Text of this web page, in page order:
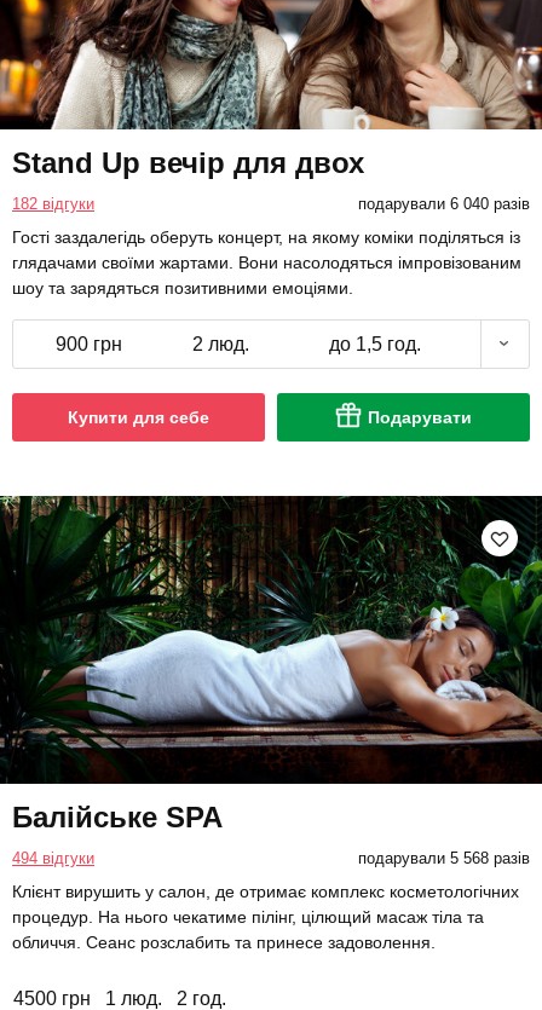
Stand Up вечір для двох
182 відгуки подарували 6 040 разів
Гості заздалегідь оберуть концерт, на якому коміки поділяться із
глядачами своїми жартами. Вони насолодяться імпровізованим
шоу та зарядяться позитивними емоціями.
900 грн 2 люд. до 1,5 год.
Купити для себе Подарувати
Балійське SPA
494 відгуки подарували 5 568 разів
Клієнт вирушить у салон, де отримає комплекс косметологічних
процедур. На нього чекатиме пілінг, цілющий масаж тіла та
обличчя. Сеанс розслабить та принесе задоволення.
4500 грн 1 люд. 2 год.